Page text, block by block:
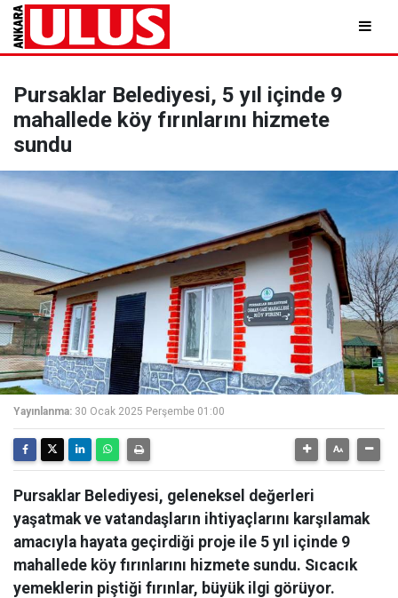
Pursaklar Belediyesi, 5 yıl içinde 9
mahallede köy fırınlarını hizmete
sundu
Yayınlanma: 30 Ocak 2025 Perşembe 01:00
Pursaklar Belediyesi, geleneksel değerleri
yaşatmak ve vatandaşların ihtiyaçlarını karşılamak
amacıyla hayata geçirdiği proje ile 5 yıl içinde 9
mahallede köy fırınlarını hizmete sundu. Sıcacık
yemeklerin piştiği fırınlar, büyük ilgi görüyor.